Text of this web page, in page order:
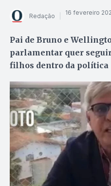
Redação 16 fevereiro
Pai de Bruno e
parlamentar quer
filhos dentro da política